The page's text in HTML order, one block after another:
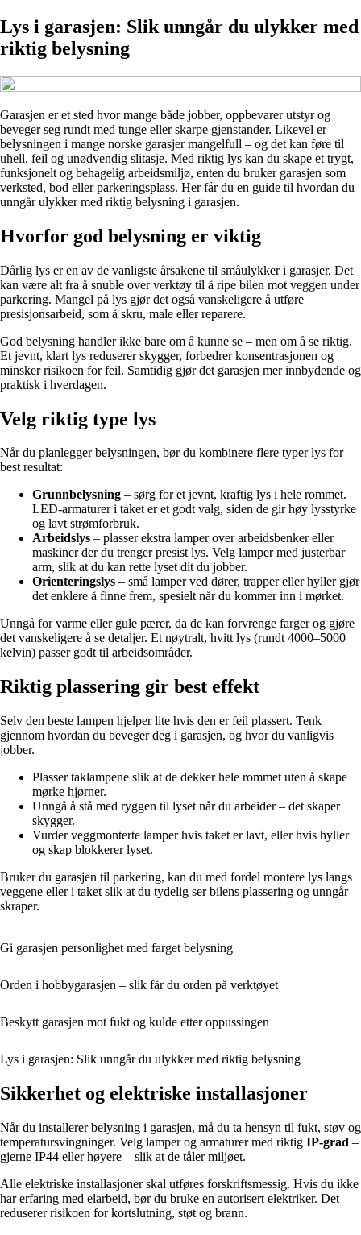
Lys i garasjen: Slik unngår du ulykker med
riktig belysning
Garasjen er et sted hvor mange både jobber, oppbevarer utstyr og
beveger seg rundt med tunge eller skarpe gjenstander. Likevel er
belysningen i mange norske garasjer mangelfull – og det kan føre til
uhell, feil og unødvendig slitasje. Med riktig lys kan du skape et trygt,
funksjonelt og behagelig arbeidsmiljø, enten du bruker garasjen som
verksted, bod eller parkeringsplass. Her får du en guide til hvordan du
unngår ulykker med riktig belysning i garasjen.
Hvorfor god belysning er viktig
Dårlig lys er en av de vanligste årsakene til småulykker i garasjer. Det
kan være alt fra å snuble over verktøy til å ripe bilen mot veggen under
parkering. Mangel på lys gjør det også vanskeligere å utføre
presisjonsarbeid, som å skru, male eller reparere.
God belysning handler ikke bare om å kunne se – men om å se riktig.
Et jevnt, klart lys reduserer skygger, forbedrer konsentrasjonen og
minsker risikoen for feil. Samtidig gjør det garasjen mer innbydende og
praktisk i hverdagen.
Velg riktig type lys
Når du planlegger belysningen, bør du kombinere flere typer lys for
best resultat:
Grunnbelysning – sørg for et jevnt, kraftig lys i hele rommet.
LED-armaturer i taket er et godt valg, siden de gir høy lysstyrke
og lavt strømforbruk.
Arbeidslys – plasser ekstra lamper over arbeidsbenker eller
maskiner der du trenger presist lys. Velg lamper med justerbar
arm, slik at du kan rette lyset dit du jobber.
Orienteringslys – små lamper ved dører, trapper eller hyller gjør
det enklere å finne frem, spesielt når du kommer inn i mørket.
Unngå for varme eller gule pærer, da de kan forvrenge farger og gjøre
det vanskeligere å se detaljer. Et nøytralt, hvitt lys (rundt 4000–5000
kelvin) passer godt til arbeidsområder.
Riktig plassering gir best effekt
Selv den beste lampen hjelper lite hvis den er feil plassert. Tenk
gjennom hvordan du beveger deg i garasjen, og hvor du vanligvis
jobber.
Plasser taklampene slik at de dekker hele rommet uten å skape
mørke hjørner.
Unngå å stå med ryggen til lyset når du arbeider – det skaper
skygger.
Vurder veggmonterte lamper hvis taket er lavt, eller hvis hyller
og skap blokkerer lyset.
Bruker du garasjen til parkering, kan du med fordel montere lys langs
veggene eller i taket slik at du tydelig ser bilens plassering og unngår
skraper.
Gi garasjen personlighet med farget belysning
Orden i hobbygarasjen – slik får du orden på verktøyet
Beskytt garasjen mot fukt og kulde etter oppussingen
Lys i garasjen: Slik unngår du ulykker med riktig belysning
Sikkerhet og elektriske installasjoner
Når du installerer belysning i garasjen, må du ta hensyn til fukt, støv og
temperatursvingninger. Velg lamper og armaturer med riktig IP-grad –
gjerne IP44 eller høyere – slik at de tåler miljøet.
Alle elektriske installasjoner skal utføres forskriftsmessig. Hvis du ikke
har erfaring med elarbeid, bør du bruke en autorisert elektriker. Det
reduserer risikoen for kortslutning, støt og brann.